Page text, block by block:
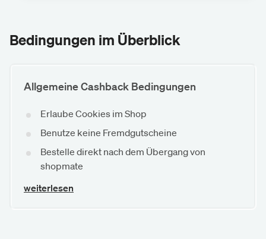
Bedingungen im Überblick
Allgemeine Cashback Bedingungen
Erlaube Cookies im Shop
Benutze keine Fremdgutscheine
Bestelle direkt nach dem Übergang von
shopmate
weiterlesen